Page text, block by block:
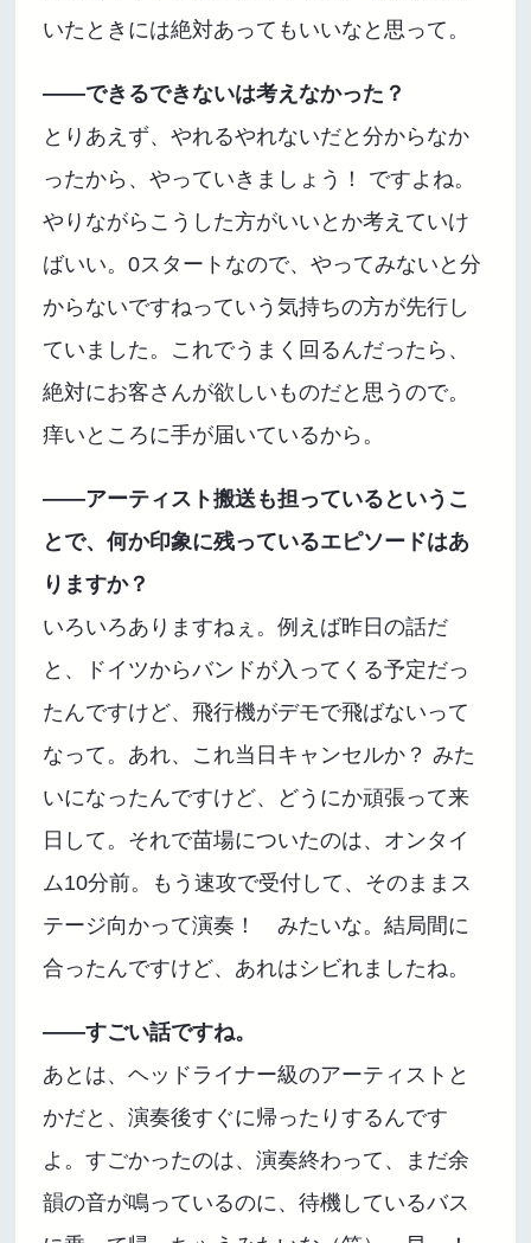
いたときには絶対あってもいいなと思って。
――できるできないは考えなかった？
とりあえず、やれるやれないだと分からなか
ったから、やっていきましょう！ ですよね。
やりながらこうした方がいいとか考えていけ
ばいい。0スタートなので、やってみないと分
からないですねっていう気持ちの方が先行し
ていました。これでうまく回るんだったら、
絶対にお客さんが欲しいものだと思うので。
痒いところに手が届いているから。
――アーティスト搬送も担っているというこ
とで、何か印象に残っているエピソードはあ
りますか？
いろいろありますねぇ。例えば昨日の話だ
と、ドイツからバンドが入ってくる予定だっ
たんですけど、飛行機がデモで飛ばないって
なって。あれ、これ当日キャンセルか？ みた
いになったんですけど、どうにか頑張って来
日して。それで苗場についたのは、オンタイ
ム10分前。もう速攻で受付して、そのままス
テージ向かって演奏！ みたいな。結局間に
合ったんですけど、あれはシビれましたね。
――すごい話ですね。
あとは、ヘッドライナー級のアーティストと
かだと、演奏後すぐに帰ったりするんです
よ。すごかったのは、演奏終わって、まだ余
韻の音が鳴っているのに、待機しているバス